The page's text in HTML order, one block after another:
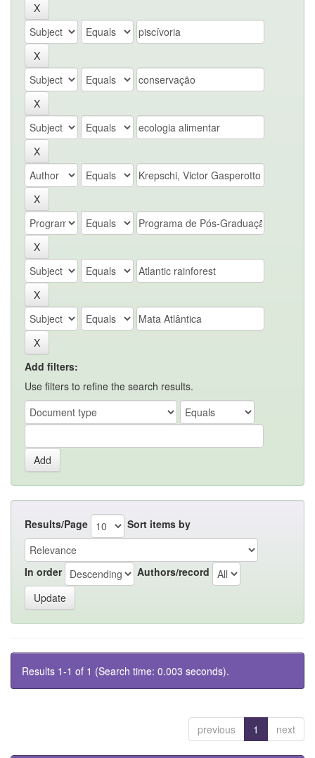
Add filters:
Use filters to refine the search results.
Results/Page Sort items by
In order Authors/record
Results 1-1 of 1 (Search time: 0.003 seconds).
previous 1 next